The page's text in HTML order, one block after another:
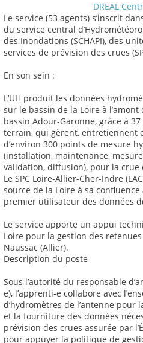
DREAL
Le service (53 agents) s’inscrit
du service central
des Inondations (SCHAPI), des
services de prévision des crues
En son sein :
L’UH produit les données
sur le bassin de la Loire à
bassin Adour-Garonne, grâce à
terrain, qui gèrent, entretiennent
d’environ 300 points de mesure
(installation, maintenance,
validation, diffusion), pour la crue
Le SPC Loire-Allier-Cher-Indre
source de la Loire à sa confluence
premier utilisateur des données
Le service apporte un appui
Loire pour la gestion des
Naussac (Allier).
Description du poste
Sous l’autorité du responsable
e), l’apprenti-e collabore avec
d’hydromètres de l’antenne pour
et la fourniture des données
prévision des crues assurée par
pour appuyer la politique de